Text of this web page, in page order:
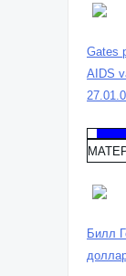
Gates
AIDS
Билл